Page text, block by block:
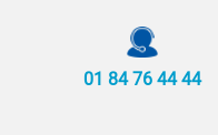
01 84 76 44 44